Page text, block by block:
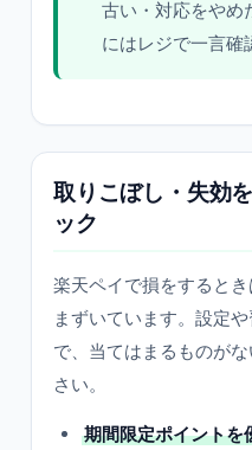
古い・対応をやめ
にはレジで一言確
取りこぼし・失効
ック
楽天ペイで損をすると
まずいています。設定
で、当てはまるものが
さい。
期間限定ポイントを